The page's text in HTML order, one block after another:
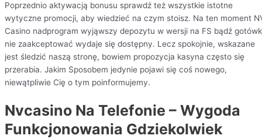
Poprzednio aktywacją bonusu sprawdź też wszystkie istotne
wytyczne promocji, aby wiedzieć na czym stoisz. Na ten moment
Casino nadprogram wyjąwszy depozytu w wersji na FS bądź
nie zaakceptować wydaje się dostępny. Lecz spokojnie, wskazane
jest śledzić naszą stronę, bowiem propozycja kasyna często się
przerabia. Jakim Sposobem jedynie pojawi się coś nowego,
niewątpliwie Cię o tym poinformujemy.
Nvcasino Na Telefonie – Wygoda
Funkcjonowania Gdziekolwiek